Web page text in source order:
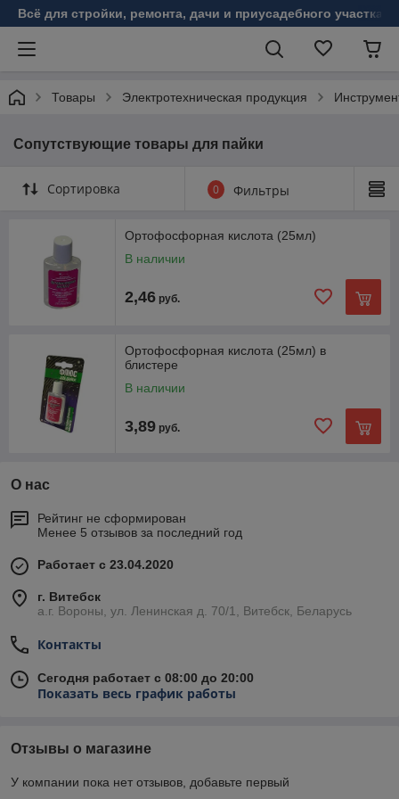
Всё для стройки, ремонта, дачи и приусадебного участка!
Товары Электротехническая продукция
Сопутствующие товары для пайки
Сортировка 0 Фильтры
Ортофосфорная кислота (25мл)
В наличии
2,46 руб.
Ортофосфорная кислота (25мл) в
блистере
В наличии
3,89 руб.
О нас
Рейтинг не сформирован
Менее 5 отзывов за последний год
Работает с 23.04.2020
г. Витебск
а.г. Вороны, ул. Ленинская д. 70/1, Витебск, Беларусь
Контакты
Сегодня работает с 08:00 до 20:00
Показать весь график работы
Отзывы о магазине
У компании пока нет отзывов, добавьте первый